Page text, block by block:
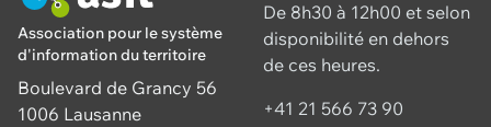
Association pour le système
d'information du territoire
Boulevard de Grancy 56
1006 Lausanne
De 8h30 à 12h00 et selon
disponibilité en dehors
de ces heures.
+41 21 566 73 90